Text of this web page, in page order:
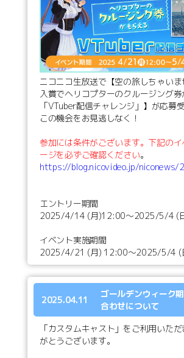
ニコニコ生放送で【空の旅しちゃい
入賞でヘリコプターのクルージング券
「VTuber配信チャレンジ」】が応募
この機会をお見逃しなく！
参加には条件がございます。下記の
ージを必ずご確認ください。
https://blog.nicovideo.jp/niconews/
エントリー期間
2025/4/14 (月)12:00～2025/5/4 (
イベント実施期間
2025/4/21 (月) 12:00～2025/5/4 (
2025.04.11
ゴールデンウィーク
合わせについて
「カスタムキャスト」をご利用いた
がとうございます。